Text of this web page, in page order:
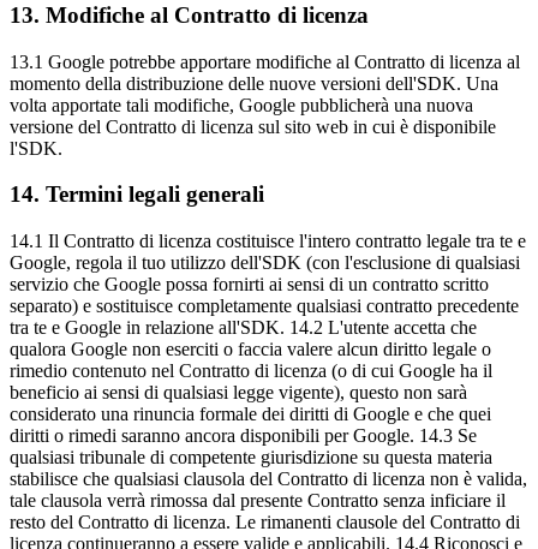
13. Modifiche al Contratto di licenza
13.1 Google potrebbe apportare modifiche al Contratto di licenza al
momento della distribuzione delle nuove versioni dell'SDK. Una
volta apportate tali modifiche, Google pubblicherà una nuova
versione del Contratto di licenza sul sito web in cui è disponibile
l'SDK.
14. Termini legali generali
14.1 Il Contratto di licenza costituisce l'intero contratto legale tra te e
Google, regola il tuo utilizzo dell'SDK (con l'esclusione di qualsiasi
servizio che Google possa fornirti ai sensi di un contratto scritto
separato) e sostituisce completamente qualsiasi contratto precedente
tra te e Google in relazione all'SDK. 14.2 L'utente accetta che
qualora Google non eserciti o faccia valere alcun diritto legale o
rimedio contenuto nel Contratto di licenza (o di cui Google ha il
beneficio ai sensi di qualsiasi legge vigente), questo non sarà
considerato una rinuncia formale dei diritti di Google e che quei
diritti o rimedi saranno ancora disponibili per Google. 14.3 Se
qualsiasi tribunale di competente giurisdizione su questa materia
stabilisce che qualsiasi clausola del Contratto di licenza non è valida,
tale clausola verrà rimossa dal presente Contratto senza inficiare il
resto del Contratto di licenza. Le rimanenti clausole del Contratto di
licenza continueranno a essere valide e applicabili. 14.4 Riconosci e